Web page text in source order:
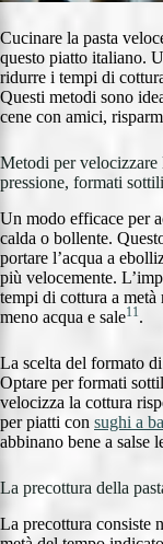
Cucinare la pasta
questo piatto italiano.
ridurre i tempi di
Questi metodi sono
cene con amici,
Metodi per velocizzare
pressione, formati sottili
Un modo efficace per
calda o bollente.
portare l’acqua a
più velocemente.
tempi di cottura a
meno acqua e sale11 .
La scelta del formato
Optare per formati
velocizza la cottura
per piatti con sughi a
abbinano bene a salse
La precottura della
La precottura consiste